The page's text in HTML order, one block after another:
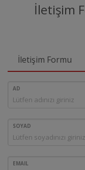
İletişim
İletişim Formu
AD
SOYAD
EMAIL